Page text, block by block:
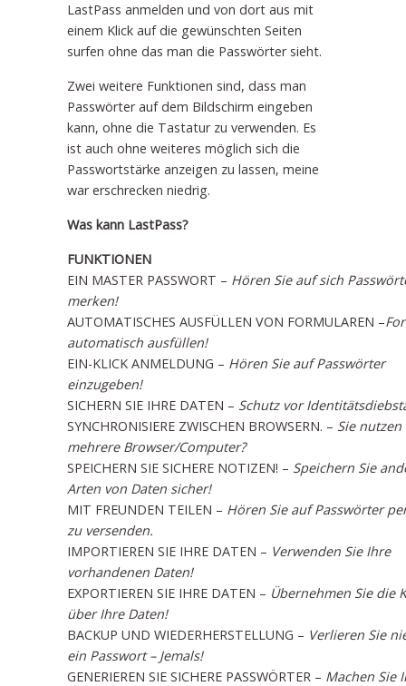
LastPass anmelden und von dort aus mit
einem Klick auf die gewünschten Seiten
surfen ohne das man die Passwörter sieht.
Zwei weitere Funktionen sind, dass man
Passwörter auf dem Bildschirm eingeben
kann, ohne die Tastatur zu verwenden. Es
ist auch ohne weiteres möglich sich die
Passwortstärke anzeigen zu lassen, meine
war erschrecken niedrig.
Was kann LastPass?
FUNKTIONEN
EIN MASTER PASSWORT – Hören Sie auf sich
merken!
AUTOMATISCHES AUSFÜLLEN VON FORMULAREN –
automatisch ausfüllen!
EIN-KLICK ANMELDUNG – Hören Sie auf Passwörter
einzugeben!
SICHERN SIE IHRE DATEN – Schutz vor
SYNCHRONISIERE ZWISCHEN BROWSERN. – Sie nutzen
mehrere Browser/Computer?
SPEICHERN SIE SICHERE NOTIZEN! – Speichern Sie
Arten von Daten sicher!
MIT FREUNDEN TEILEN – Hören Sie auf Passwörter
zu versenden.
IMPORTIEREN SIE IHRE DATEN – Verwenden Sie Ihre
vorhandenen Daten!
EXPORTIEREN SIE IHRE DATEN – Übernehmen Sie die
über Ihre Daten!
BACKUP UND WIEDERHERSTELLUNG – Verlieren Sie
ein Passwort – Jemals!
GENERIEREN SIE SICHERE PASSWÖRTER – Machen Sie